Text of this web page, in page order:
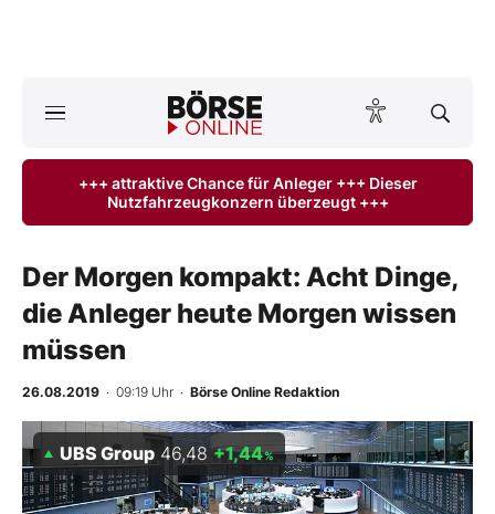
ktuelle Ausgabe BÖRSE ONLINE lesen
Finanz-Check
BO-Musterdepots
Experten
+++ attraktive Chance für Anleger +++ Dieser
Nutzfahrzeugkonzern überzeugt +++
Der Morgen kompakt: Acht Dinge,
die Anleger heute Morgen wissen
müssen
26.08.2019 · 09:19 Uhr · Börse Online Redaktion
UBS Group 46,48 +1,44%